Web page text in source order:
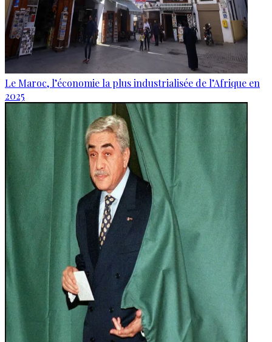
Le Maroc, l’économie la plus industrialisée de l’Afrique en
2025